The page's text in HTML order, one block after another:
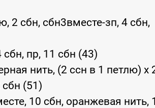
2 сбн, сбн3вместе-зп, 4 сбн,
сбн, пр, 11 сбн (43)
нить, (2 ссн в 1 петлю) x
сбн (51)
10 сбн, оранжевая нить,